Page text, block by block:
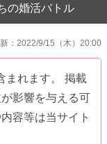
の婚活バトル
：2022/9/15（木）20:00
まれます。 掲載
影響を与える可
容等は当サイト